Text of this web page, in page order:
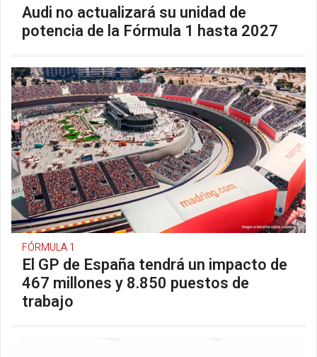
Audi no actualizará su unidad de
potencia de la Fórmula 1 hasta 2027
FÓRMULA 1
El GP de España tendrá un impacto de
467 millones y 8.850 puestos de
trabajo